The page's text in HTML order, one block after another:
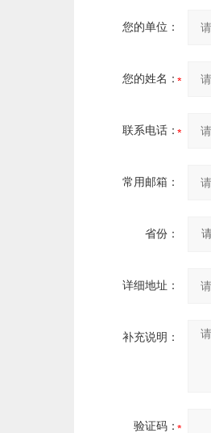
您的单位：
您的姓名：
联系电话：
常用邮箱：
省份：
详细地址：
补充说明：
验证码：